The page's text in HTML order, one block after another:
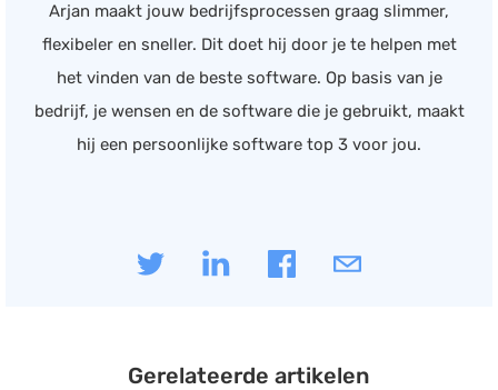
Arjan maakt jouw bedrijfsprocessen graag slimmer,
flexibeler en sneller. Dit doet hij door je te helpen met
het vinden van de beste software. Op basis van je
bedrijf, je wensen en de software die je gebruikt, maakt
hij een persoonlijke software top 3 voor jou.
Gerelateerde artikelen